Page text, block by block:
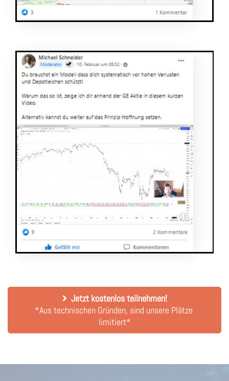
Jetzt kostenlos teilnehmen!
*Aus technischen Gründen, sind unsere Plätze
limitiert*